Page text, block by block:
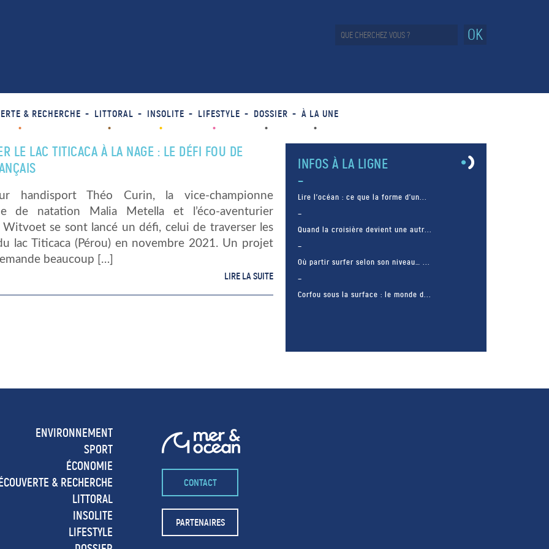
OK
& RECHERCHE LITTORAL INSOLITE LIFESTYLE DOSSIER À LA UNE
LE LAC TITICACA À LA NAGE : LE DÉFI FOU DE
handisport Théo Curin, la vice-championne
de natation Malia Metella et l’éco-aventurier
se sont lancé un défi, celui de traverser les
lac Titicaca (Pérou) en novembre 2021. Un projet
beaucoup […]
LIRE LA SUITE
INFOS À LA LIGNE
Lire l’océan : ce que la forme d’un...
Quand la croisière devient une autr...
Où partir surfer selon son niveau… ...
Corfou sous la surface : le monde d...
ENVIRONNEMENT
SPORT
ÉCONOMIE
& RECHERCHE
LITTORAL
INSOLITE
LIFESTYLE
CONTACT
PARTENAIRES